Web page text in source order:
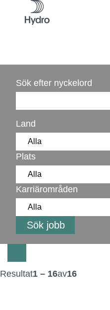
Sök efter nyckelord
Land
Plats
Karriärområden
Resultat1 – 16av16